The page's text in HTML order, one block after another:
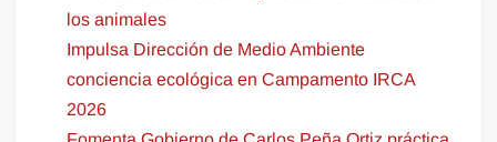
los animales
Impulsa Dirección de Medio Ambiente
conciencia ecológica en Campamento IRCA
2026